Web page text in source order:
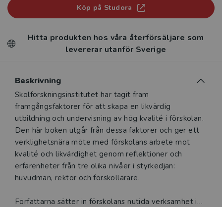
Köp på Studora
Hitta produkten hos våra återförsäljare som
levererar utanför Sverige
Beskrivning
Beskrivning
Skolforskningsinstitutet har tagit fram
framgångsfaktorer för att skapa en likvärdig
utbildning och undervisning av hög kvalité i förskolan.
Den här boken utgår från dessa faktorer och ger ett
verklighetsnära möte med förskolans arbete mot
kvalité och likvärdighet genom reflektioner och
erfarenheter från tre olika nivåer i styrkedjan:
huvudman, rektor och förskollärare.
Författarna sätter in förskolans nutida verksamhet i